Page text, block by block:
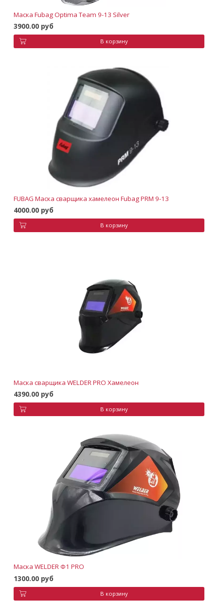
Маска Fubag Optima Team 9-13 Silver
3900.00 руб
В корзину
FUBAG Маска сварщика хамелеон Fubag PRM 9-13
4000.00 руб
В корзину
Маска сварщика WELDER PRO Хамелеон
4390.00 руб
В корзину
Маска WELDER Ф1 PRO
1300.00 руб
В корзину